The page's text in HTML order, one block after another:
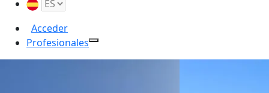
Acceder
Profesionales